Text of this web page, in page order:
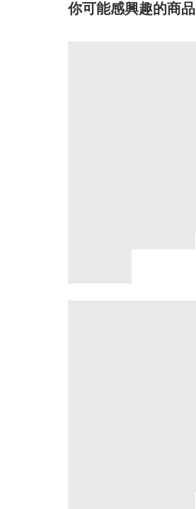
你可能感興趣的商品